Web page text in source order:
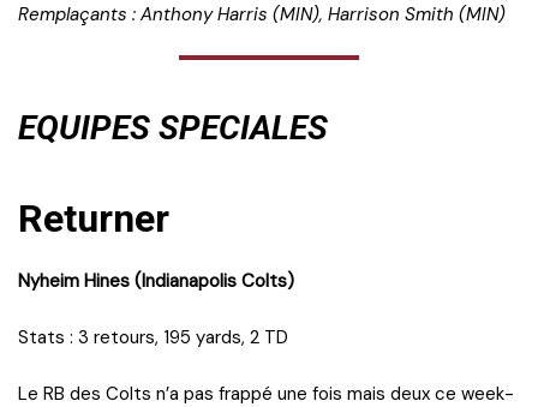
Remplaçants : Anthony Harris (MIN), Harrison Smith (MIN)
EQUIPES SPECIALES
Returner
Nyheim Hines (Indianapolis Colts)
Stats : 3 retours, 195 yards, 2 TD
Le RB des Colts n’a pas frappé une fois mais deux ce week-